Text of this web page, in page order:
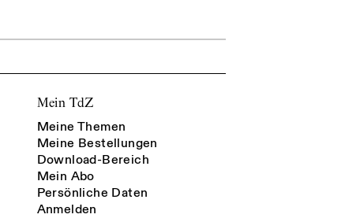
Mein TdZ
Meine Themen
Meine Bestellungen
Download-Bereich
Mein Abo
Persönliche Daten
Anmelden